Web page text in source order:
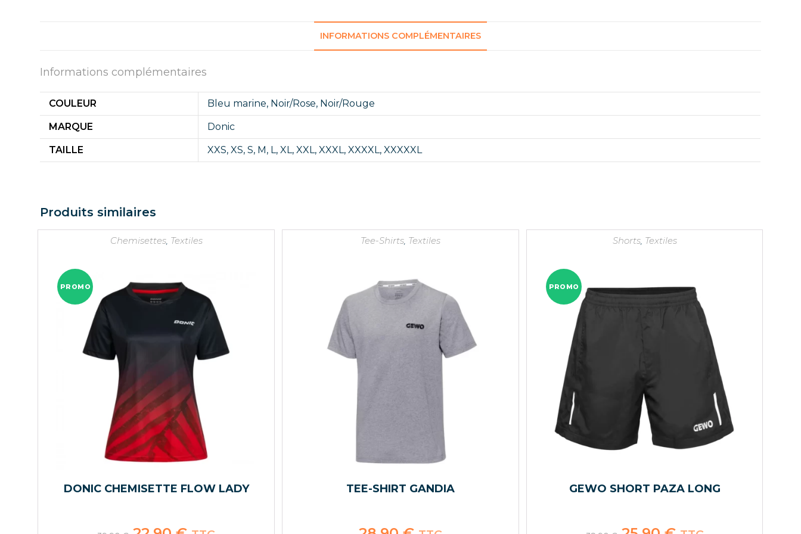
INFORMATIONS COMPLÉMENTAIRES
Informations complémentaires
COULEUR Bleu marine, Noir/Rose, Noir/Rouge
MARQUE Donic
TAILLE XXS,XS,S, M, L,XL,XXL,XXXL,XXXXL,XXXXXL
Produits similaires
Chemisettes, Textiles
PROMO
DONIC CHEMISETTE FLOW LADY
Le Le
Tee-Shirts, Textiles
TEE-SHIRT GANDIA
Shorts, Textiles
PROMO
GEWO SHORT PAZA LONG
Le Le